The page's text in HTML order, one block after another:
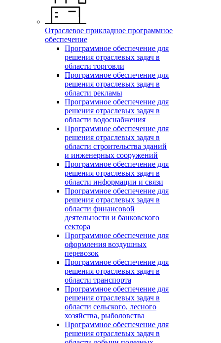
Отраслевое прикладное программное
обеспечение
Программное обеспечение для
решения отраслевых задач в
области торговли
Программное обеспечение для
решения отраслевых задач в
области рекламы
Программное обеспечение для
решения отраслевых задач в
области водоснабжения
Программное обеспечение для
решения отраслевых задач в
области строительства зданий
и инженерных сооружений
Программное обеспечение для
решения отраслевых задач в
области информации и связи
Программное обеспечение для
решения отраслевых задач в
области финансовой
деятельности и банковского
сектора
Программное обеспечение для
оформления воздушных
перевозок
Программное обеспечение для
решения отраслевых задач в
области транспорта
Программное обеспечение для
решения отраслевых задач в
области сельского, лесного
хозяйства, рыболовства
Программное обеспечение для
решения отраслевых задач в